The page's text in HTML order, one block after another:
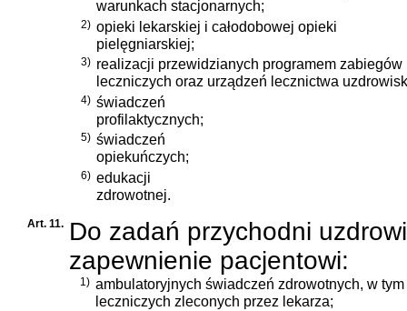
warunkach stacjonarnych;
2) opieki lekarskiej i całodobowej opieki
pielęgniarskiej;
3) realizacji przewidzianych programem
leczniczych oraz urządzeń lecznictwa
4) świadczeń
profilaktycznych;
5) świadczeń
opiekuńczych;
6) edukacji
zdrowotnej.
Art. 11. Do zadań przychodni
zapewnienie pacjentowi:
1) ambulatoryjnych świadczeń zdrowotnych, w
leczniczych zleconych przez lekarza;